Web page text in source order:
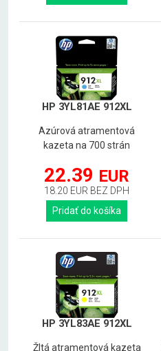
HP 3YL81AE 912XL
Azúrová atramentová
kazeta na 700 strán
22.39 EUR
18.20 EUR BEZ DPH
Pridať do košíka
HP 3YL83AE 912XL
Žltá atramentová kazeta